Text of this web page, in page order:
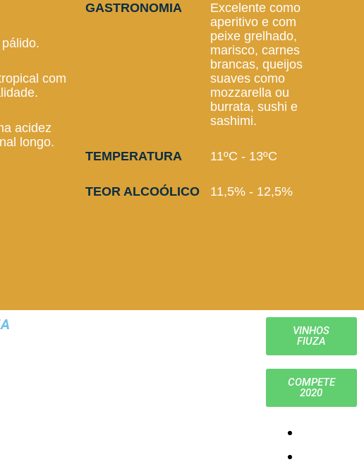
com
acidez
longo.
GASTRONOMIA
Excelente como
aperitivo e com
peixe grelhado,
marisco, carnes
brancas, queijos
suaves como
mozzarella ou
burrata, sushi e
sashimi.
TEMPERATURA 11ºC - 13ºC
TEOR ALCOÓLICO 11,5% - 12,5%
VINHOS
FIUZA
COMPETE
2020